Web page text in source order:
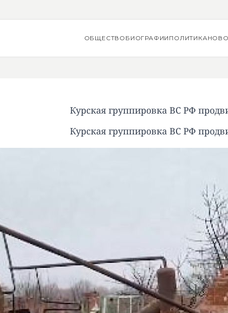
ОБЩЕСТВО БИОГРАФИИ ПОЛИТИКА
Курская группировка ВС РФ
Курская группировка ВС РФ